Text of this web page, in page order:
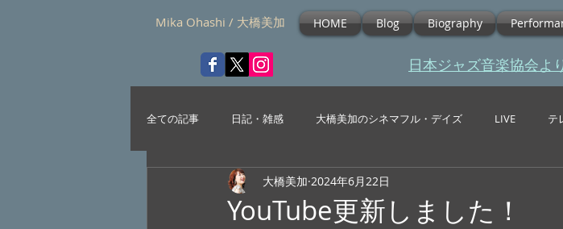
Mika Ohashi / 大橋美加 HOME Blog Biography
日本ジャズ音楽協会よ
全ての記事 日記・雑感 大橋美加のシネマフル・デイズ LIVE テ
YouTube更新しました！
大橋美加 2024年6月22日